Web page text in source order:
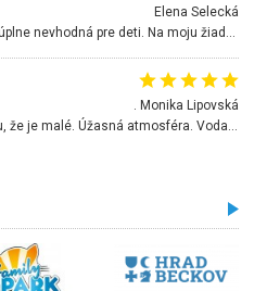
Elena Selecká
. Monika Lipovská
Úžasné prostredie, napriek tomu, že je malé. Úžasná atmosféra. Voda fantastická a nádherná. Ľudí je pomerne veľa, ale su mili a ohľaduplní. Je veľmi zaujímavé sledovať, ako dokážu spolu športovať cudzí ľudia a bez ohľadu na vek. Vládne tu pohoda. Vnuka neviem dostať z vody. Ďakujem za krásny deň . Urcite sa sem vrátim. Jediný problém je s parkovaním, ale aj ten sa mi podarilo vyriešiť. Monika Bratislava